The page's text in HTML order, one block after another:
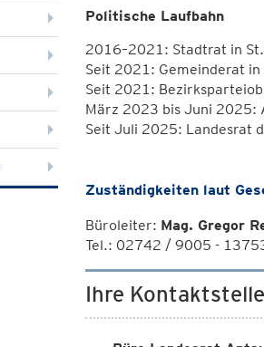
Politische Laufbahn
2016–2021: Stadtrat in
Seit 2021: Gemeinderat in
Seit 2021:
März 2023 bis Juni 2025:
Seit Juli 2025: Landesrat
Zuständigkeiten laut
Büroleiter: Mag. Gregor
Tel.: 02742 / 9005 -
Ihre